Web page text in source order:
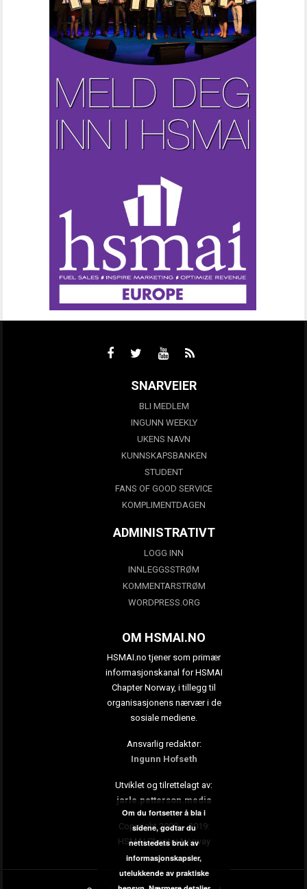
SNARVEIER
BLI MEDLEM
INGUNN WEEKLY
UKENS NAVN
KUNNSKAPSBANKEN
STUDENT
FANS OF GOOD SERVICE
KOMPLIMENTDAGEN
ADMINISTRATIVT
LOGG INN
INNLEGGSSTRØM
KOMMENTARSTRØM
WORDPRESS.ORG
OM HSMAI.NO
HSMAI.no tjener som primær
informasjonskanal for HSMAI
Chapter Norway, i tillegg til
organisasjonens nærvær i de
sosiale mediene.
Ansvarlig redaktør:
Ingunn Hofseth
Utviklet og tilrettelagt av:
jarle.petterson.media
Copyright 2009 – 2019:
HSMAI Chapter Norway
Om du fortsetter å bla i
sidene, godtar du
nettstedets bruk av
informasjonskapsler,
utelukkende av praktiske